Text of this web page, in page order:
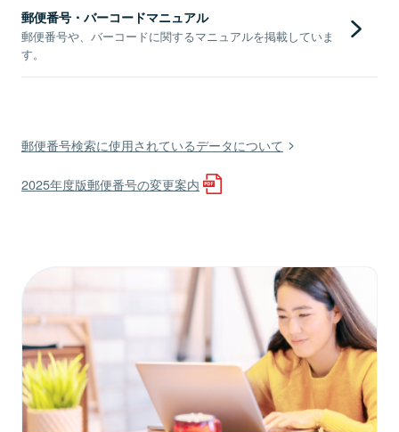
郵便番号・バーコードマニュアル
郵便番号や、バーコードに関するマニュアルを掲載していま
す。
郵便番号検索に使用されているデータについて
2025年度版郵便番号の変更案内